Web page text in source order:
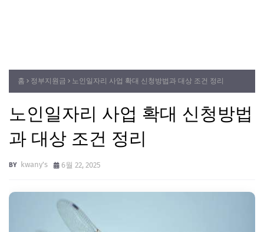
홈 정부지원금 노인일자리 사업 확대 신청방법과 대상 조건 정리
노인일자리 사업 확대 신청방법
과 대상 조건 정리
kwany's 6월 22, 2025